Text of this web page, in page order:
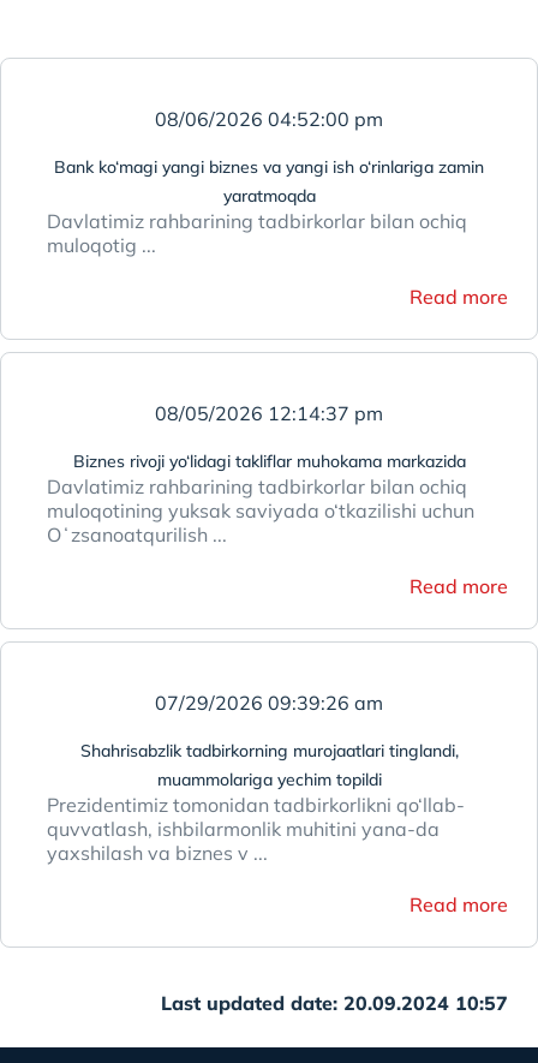
08/06/2026 04:52:00 pm
Bank ko‘magi yangi biznes va yangi ish o‘rinlariga zamin
yaratmoqda
Davlatimiz rahbarining tadbirkorlar bilan ochiq
muloqotig ...
Read more
08/05/2026 12:14:37 pm
Biznes rivoji yo‘lidagi takliflar muhokama markazida
Davlatimiz rahbarining tadbirkorlar bilan ochiq
muloqotining yuksak saviyada o‘tkazilishi uchun
Oʻzsanoatqurilish ...
Read more
07/29/2026 09:39:26 am
Shahrisabzlik tadbirkorning murojaatlari tinglandi,
muammolariga yechim topildi
Prezidentimiz tomonidan tadbirkorlikni qo‘llab-
quvvatlash, ishbilarmonlik muhitini yana-da
yaxshilash va biznes v ...
Read more
Last updated date: 20.09.2024 10:57